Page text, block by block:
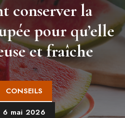
conserver la
pour qu’elle
et fraîche
CONSEILS
6 mai 2026